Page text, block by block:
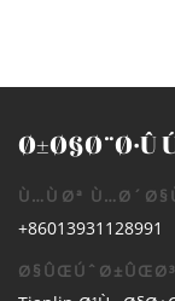
Ø±Ø§Ø¨Ø·Û
Ù…ÙØª
+86013931128991
Ø§ÛŒÚˆØ±ÛŒØ³